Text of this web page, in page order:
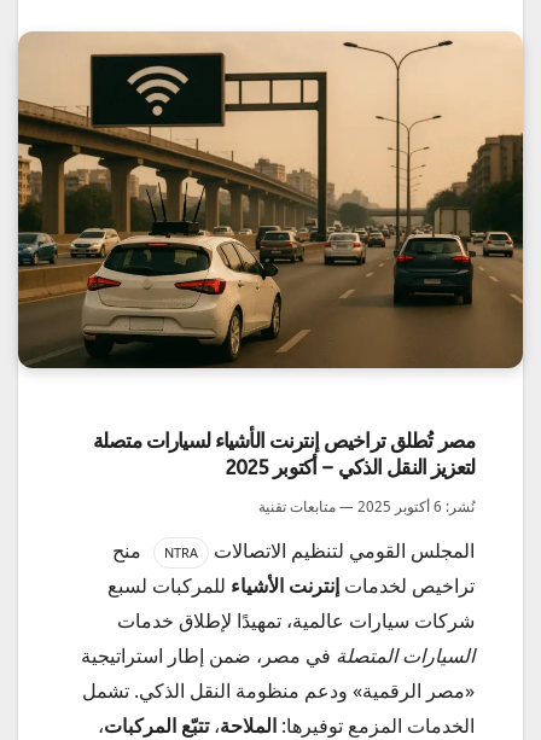
مصر تُطلق تراخيص إنترنت الأشياء لسيارات متصلة
لتعزيز النقل الذكي – أكتوبر 2025
نُشر: 6 أكتوبر 2025 — متابعات تقنية
المجلس القومي لتنظيم الاتصالات NTRA
منح
تراخيص لخدمات إنترنت الأشياء للمركبات لسبع
شركات سيارات عالمية، تمهيدًا لإطلاق خدمات
السيارات المتصلة في مصر، ضمن إطار استراتيجية
«مصر الرقمية» ودعم منظومة النقل الذكي. تشمل
الخدمات المزمع توفيرها: الملاحة،تتبّع المركبات،